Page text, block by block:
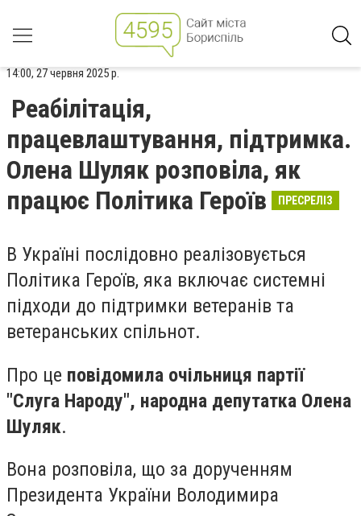
14:00, 27 червня 2025 р.
Реабілітація,
працевлаштування, підтримка.
Олена Шуляк розповіла, як
працює Політика Героїв
ПРЕСРЕЛІЗ
В Україні послідовно реалізовується
Політика Героїв, яка включає системні
підходи до підтримки ветеранів та
ветеранських спільнот.
Про це повідомила очільниця партії
"Слуга Народу", народна депутатка Олена
Шуляк.
Вона розповіла, що за дорученням
Президента України Володимира